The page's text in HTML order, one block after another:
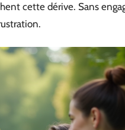
cette dérive. Sans